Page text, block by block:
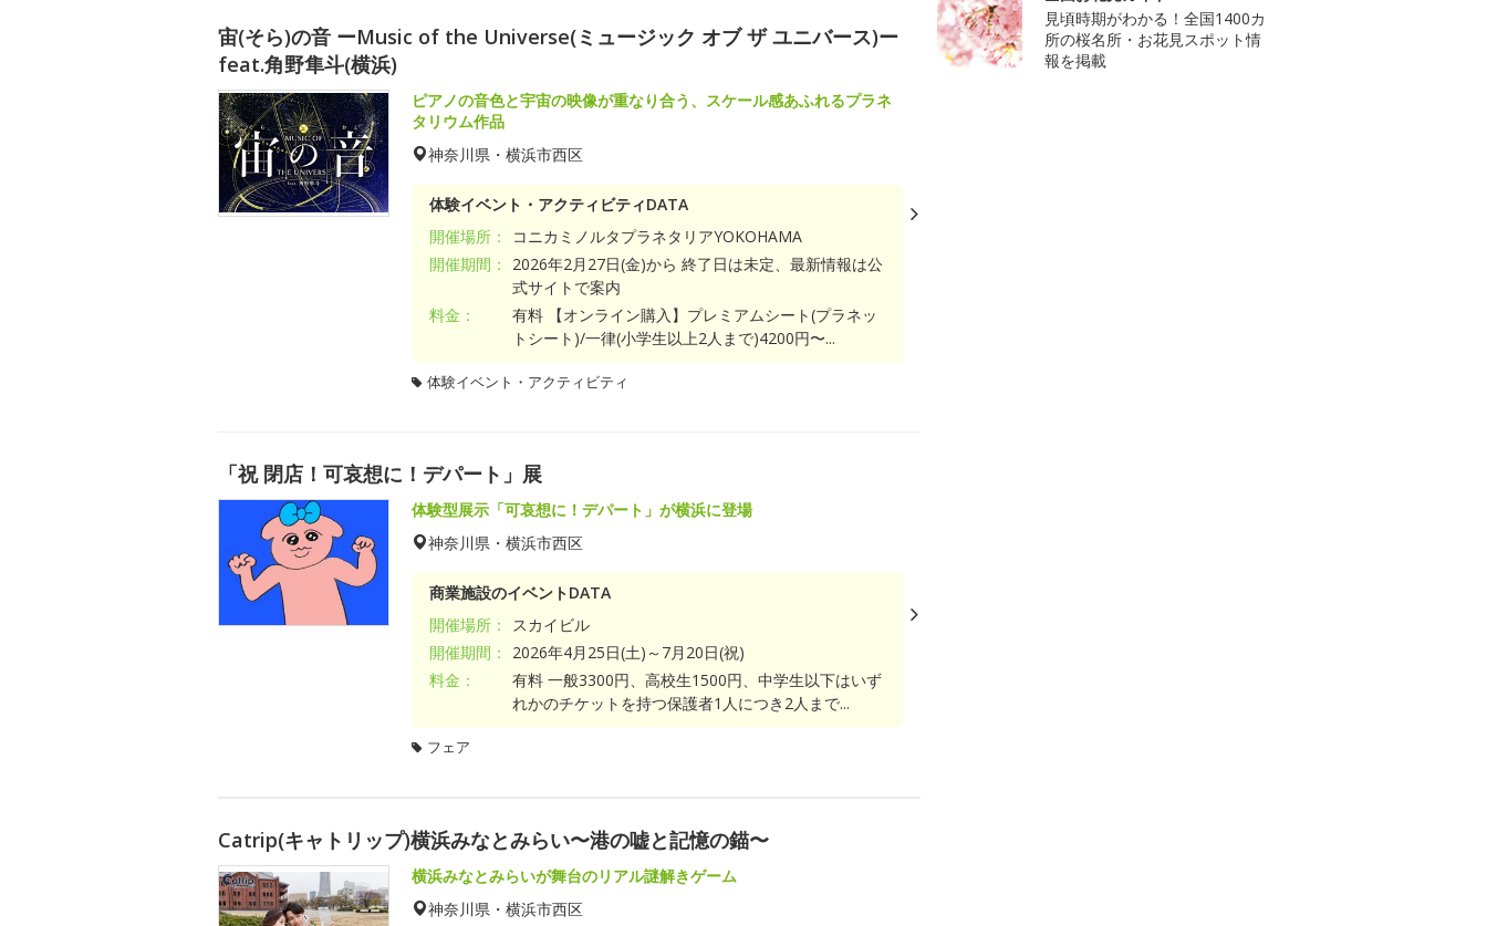
宙(そら)の音 ーMusic of the Universe(ミュージック オブ ザ ユニバース)ー
feat.角野隼斗(横浜)
ピアノの音色と宇宙の映像が重なり合う、スケール感あふれるプラネ
タリウム作品
神奈川県・横浜市西区
体験イベント・アクティビティDATA
開催場所：
コニカミノルタプラネタリアYOKOHAMA
開催期間：
2026年2月27日(金)から 終了日は未定、最新情報は公
式サイトで案内
料金：
有料 【オンライン購入】プレミアムシート(プラネッ
トシート)/一律(小学生以上2人まで)4200円〜...
体験イベント・アクティビティ
「祝 閉店！可哀想に！デパート」展
体験型展示「可哀想に！デパート」が横浜に登場
神奈川県・横浜市西区
商業施設のイベントDATA
開催場所：
スカイビル
開催期間：
2026年4月25日(土)～7月20日(祝)
料金：
有料 一般3300円、高校生1500円、中学生以下はいず
れかのチケットを持つ保護者1人につき2人まで...
フェア
Catrip(キャトリップ)横浜みなとみらい〜港の嘘と記憶の錨〜
横浜みなとみらいが舞台のリアル謎解きゲーム
神奈川県・横浜市西区
見頃時期がわかる！全国1400カ
所の桜名所・お花見スポット情
報を掲載